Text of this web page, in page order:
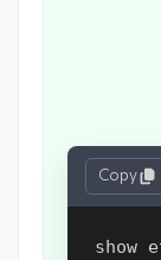
Copy
show